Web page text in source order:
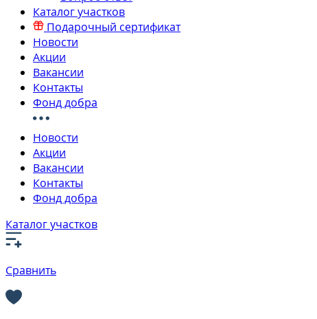
Каталог участков
Подарочный сертификат
Новости
Акции
Вакансии
Контакты
Фонд добра
Новости
Акции
Вакансии
Контакты
Фонд добра
Каталог участков
Сравнить